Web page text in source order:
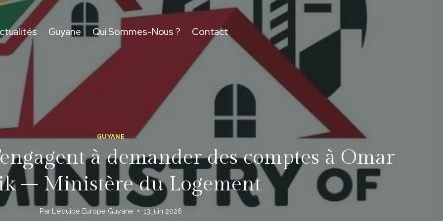
Guyane Qui Sommes-Nous ? Contact
GUYANE
à demander des comptes à Omar
– Ministère du Logement
Par L'équipe Europe Guyane 13 juin 2026